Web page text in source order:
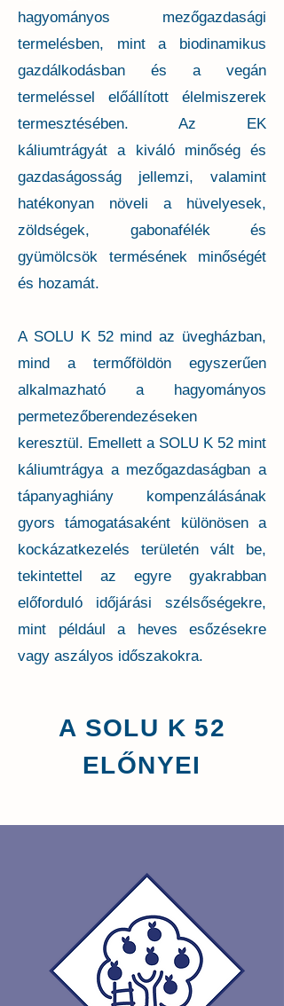
hagyományos mezőgazdasági
termelésben, mint a biodinamikus
gazdálkodásban és a vegán
termeléssel előállított élelmiszerek
termesztésében. Az EK
káliumtrágyát a kiváló minőség és
gazdaságosság jellemzi, valamint
hatékonyan növeli a hüvelyesek,
zöldségek, gabonafélék és
gyümölcsök termésének minőségét
és hozamát.
A SOLU K 52 mind az üvegházban,
mind a termőföldön egyszerűen
alkalmazható a hagyományos
permetezőberendezéseken
keresztül. Emellett a SOLU K 52 mint
káliumtrágya a mezőgazdaságban a
tápanyaghiány kompenzálásának
gyors támogatásaként különösen a
kockázatkezelés területén vált be,
tekintettel az egyre gyakrabban
előforduló időjárási szélsőségekre,
mint például a heves esőzésekre
vagy aszályos időszakokra.
A SOLU K 52
ELŐNYEI